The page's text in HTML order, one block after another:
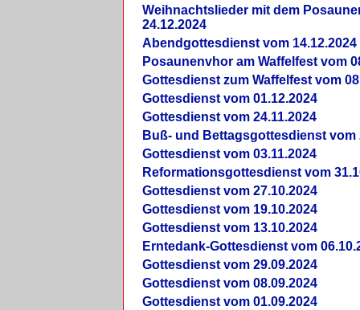
Weihnachtslieder mit dem
24.12.2024
Abendgottesdienst vom 14.12.2024
Posaunenvhor am Waffelfest vom
Gottesdienst zum Waffelfest vom
Gottesdienst vom 01.12.2024
Gottesdienst vom 24.11.2024
Buß- und Bettagsgottesdienst vom
Gottesdienst vom 03.11.2024
Reformationsgottesdienst vom
Gottesdienst vom 27.10.2024
Gottesdienst vom 19.10.2024
Gottesdienst vom 13.10.2024
Erntedank-Gottesdienst vom
Gottesdienst vom 29.09.2024
Gottesdienst vom 08.09.2024
Gottesdienst vom 01.09.2024